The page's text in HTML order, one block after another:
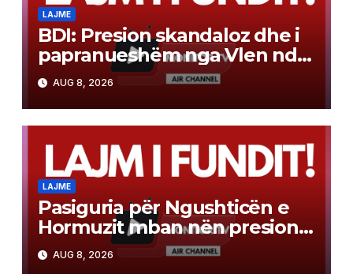
LAJME
BDI: Presion skandaloz dhe i
papranueshëm nga Vlen ndaj
drejtësisë
AUG 8, 2026
LAJME
Pasiguria për Ngushticën e
Hormuzit mban nën presion
tregjet
AUG 8, 2026